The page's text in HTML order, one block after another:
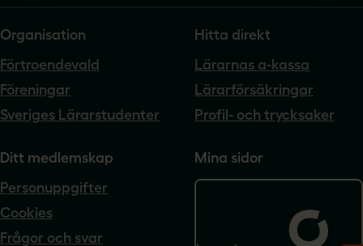
Organisation
Förtroendevald
Föreningar
Sveriges Lärarstudenter
Hitta direkt
Lärarnas a-kassa
Lärarförsäkringar
Profil- och trycksaker
Ditt medlemskap
Personuppgifter
Cookies
Frågor och svar
Mina sidor